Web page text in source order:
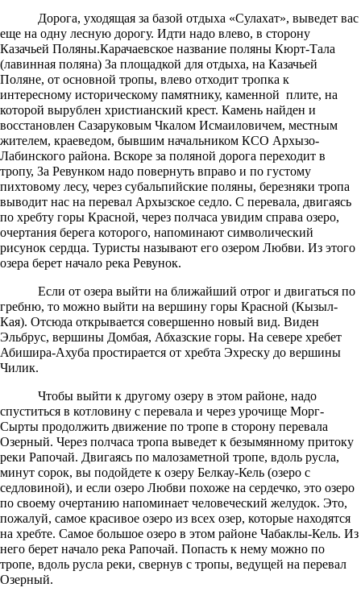
Дорога, уходящая за базой отдыха «Сулахат», выведет вас
еще на одну лесную дорогу. Идти надо влево, в сторону
Казачьей Поляны.Карачаевское название поляны Кюрт-Тала
(лавинная поляна) За площадкой для отдыха, на Казачьей
Поляне, от основной тропы, влево отходит тропка к
интересному историческому памятнику, каменной плите, на
которой вырублен христианский крест. Камень найден и
восстановлен Сазаруковым Чкалом Исмаиловичем, местным
жителем, краеведом, бывшим начальником КСО Архызо-
Лабинского района. Вскоре за поляной дорога переходит в
тропу, За Ревунком надо повернуть вправо и по густому
пихтовому лесу, через субальпийские поляны, березняки тропа
выводит нас на перевал Архызское седло. С перевала, двигаясь
по хребту горы Красной, через полчаса увидим справа озеро,
очертания берега которого, напоминают символический
рисунок сердца. Туристы называют его озером Любви. Из этого
озера берет начало река Ревунок.
Если от озера выйти на ближайший отрог и двигаться по
гребню, то можно выйти на вершину горы Красной (Кызыл-
Кая). Отсюда открывается совершенно новый вид. Виден
Эльбрус, вершины Домбая, Абхазские горы. На севере хребет
Абишира-Ахуба простирается от хребта Эхреску до вершины
Чилик.
Чтобы выйти к другому озеру в этом районе, надо
спуститься в котловину с перевала и через урочище Морг-
Сырты продолжить движение по тропе в сторону перевала
Озерный. Через полчаса тропа выведет к безымянному притоку
реки Рапочай. Двигаясь по малозаметной тропе, вдоль русла,
минут сорок, вы подойдете к озеру Белкау-Кель (озеро с
седловиной), и если озеро Любви похоже на сердечко, это озеро
по своему очертанию напоминает человеческий желудок. Это,
пожалуй, самое красивое озеро из всех озер, которые находятся
на хребте. Самое большое озеро в этом районе Чабаклы-Кель. Из
него берет начало река Рапочай. Попасть к нему можно по
тропе, вдоль русла реки, свернув с тропы, ведущей на перевал
Озерный.